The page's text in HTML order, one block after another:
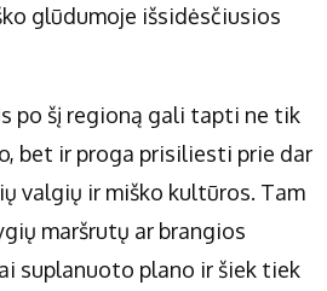
glūdumoje išsidėsčiusios
po šį regioną gali tapti ne tik
bet ir proga prisiliesti prie dar
valgių ir miško kultūros. Tam
maršrutų ar brangios
suplanuoto plano ir šiek tiek